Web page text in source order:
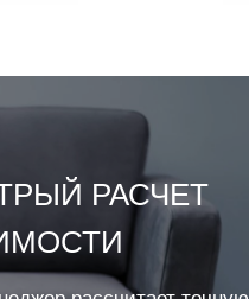
РАСЧЕТ